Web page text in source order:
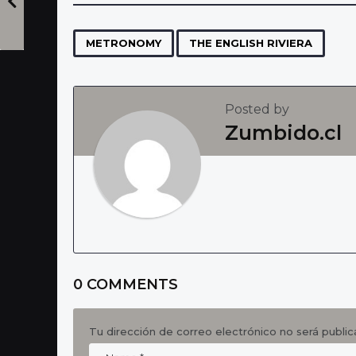
P
g
o
n
METRONOMY THE ENGLISH RIVIERA
Posted by
Zumbido.cl
0 COMMENTS
Tu dirección de correo electrónico no será